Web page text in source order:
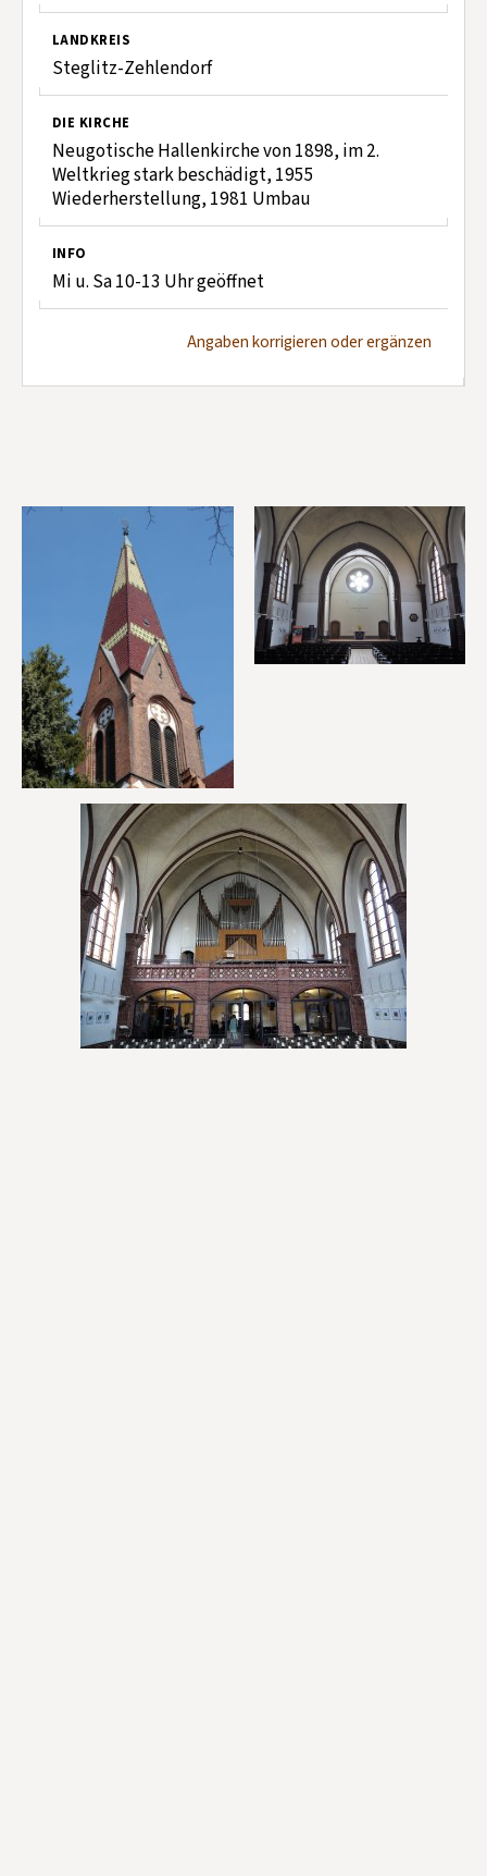
LANDKREIS
Steglitz-Zehlendorf
DIE KIRCHE
Neugotische Hallenkirche von 1898, im 2.
Weltkrieg stark beschädigt, 1955
Wiederherstellung, 1981 Umbau
INFO
Mi u. Sa 10-13 Uhr geöffnet
Angaben korrigieren oder ergänzen